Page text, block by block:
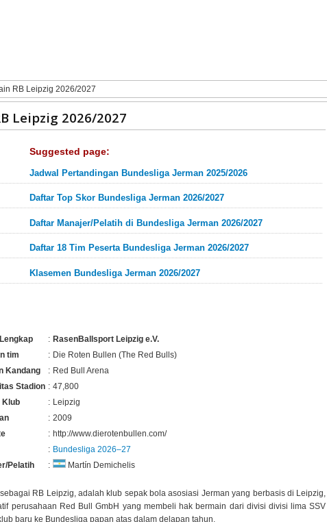
RB Leipzig 2026/2027
Leipzig 2026/2027
Suggested page:
Jadwal Pertandingan Bundesliga Jerman 2025/2026
Daftar Top Skor Bundesliga Jerman 2026/2027
Daftar Manajer/Pelatih di Bundesliga Jerman 2026/2027
Daftar 18 Tim Peserta Bundesliga Jerman 2026/2027
Klasemen Bundesliga Jerman 2026/2027
: RasenBallsport Leipzig e.V.
tim
: Die Roten Bullen (The Red Bulls)
Kandang
: Red Bull Arena
Stadion : 47,800
Klub
: Leipzig
: 2009
: http://www.dierotenbullen.com/
: Bundesliga 2026–27
Pelatih
: Martín Demichelis
RB Leipzig, adalah klub sepak bola asosiasi Jerman yang berbasis di Leipzig,
perusahaan Red Bull GmbH yang membeli hak bermain dari divisi divisi lima SSV
baru ke Bundesliga papan atas dalam delapan tahun.